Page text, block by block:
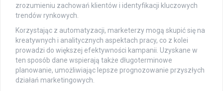
zrozumieniu zachowań klientów i identyfikacji kluczowych
trendów rynkowych.
Korzystając z automatyzacji, marketerzy mogą skupić się na
kreatywnych i analitycznych aspektach pracy, co z kolei
prowadzi do większej efektywności kampanii. Uzyskane w
ten sposób dane wspierają także długoterminowe
planowanie, umożliwiając lepsze prognozowanie przyszłych
działań marketingowych.